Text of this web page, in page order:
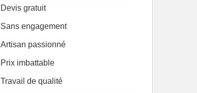
Devis gratuit
Sans engagement
Artisan passionné
Prix imbattable
Travail de qualité